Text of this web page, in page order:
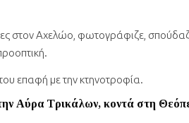
στον Αχελώο, φωτογράφιζε,
επαφή με την κτηνοτροφία.
Αύρα Τρικάλων, κοντά στη